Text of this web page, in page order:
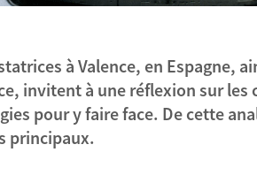
à Valence, en Espagne,
invitent à une réflexion sur
pour y faire face. De cette
principaux.